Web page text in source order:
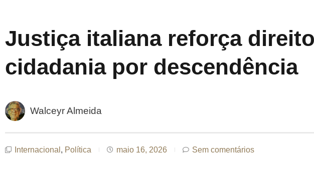
Justiça italiana reforça
cidadania por descendência
Walceyr Almeida
Internacional , Política maio 16, 2026 Sem comentários